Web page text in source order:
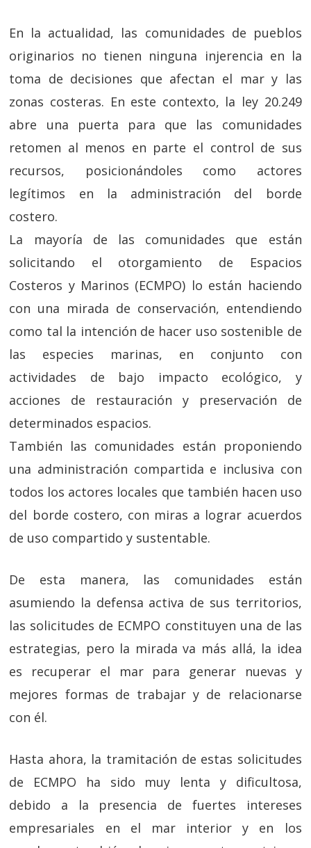
En la actualidad, las comunidades de pueblos
originarios no tienen ninguna injerencia en la
toma de decisiones que afectan el mar y las
zonas costeras. En este contexto, la ley 20.249
abre una puerta para que las comunidades
retomen al menos en parte el control de sus
recursos, posicionándoles como actores
legítimos en la administración del borde
costero.
La mayoría de las comunidades que están
solicitando el otorgamiento de Espacios
Costeros y Marinos (ECMPO) lo están haciendo
con una mirada de conservación, entendiendo
como tal la intención de hacer uso sostenible de
las especies marinas, en conjunto con
actividades de bajo impacto ecológico, y
acciones de restauración y preservación de
determinados espacios.
También las comunidades están proponiendo
una administración compartida e inclusiva con
todos los actores locales que también hacen uso
del borde costero, con miras a lograr acuerdos
de uso compartido y sustentable.
De esta manera, las comunidades están
asumiendo la defensa activa de sus territorios,
las solicitudes de ECMPO constituyen una de las
estrategias, pero la mirada va más allá, la idea
es recuperar el mar para generar nuevas y
mejores formas de trabajar y de relacionarse
con él.
Hasta ahora, la tramitación de estas solicitudes
de ECMPO ha sido muy lenta y dificultosa,
debido a la presencia de fuertes intereses
empresariales en el mar interior y en los